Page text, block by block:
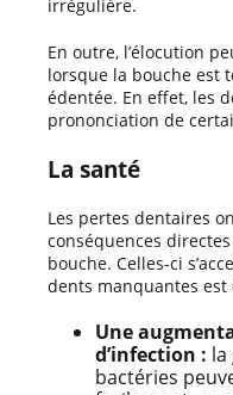
irrégulière.
En outre, l’élocution
lorsque la bouche est
édentée. En effet, les
prononciation de
La santé
Les pertes dentaires
conséquences
bouche. Celles-ci
dents manquantes est
Une
d’infection : la
bactéries